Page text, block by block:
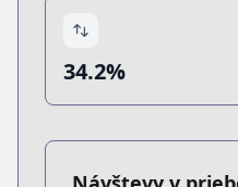
34.2%